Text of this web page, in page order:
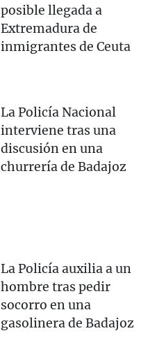
posible llegada a
Extremadura de
inmigrantes de Ceuta
La Policía Nacional
interviene tras una
discusión en una
churrería de Badajoz
La Policía auxilia a un
hombre tras pedir
socorro en una
gasolinera de Badajoz